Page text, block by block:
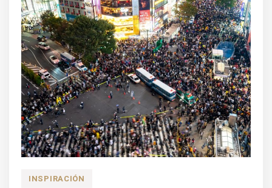
INSPIRACIÓN